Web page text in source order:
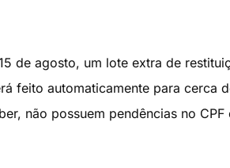
de agosto, um lote extra de
feito automaticamente para cerca
não possuem pendências no